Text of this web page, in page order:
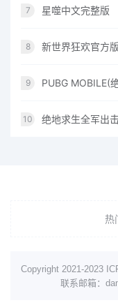
7 星噬中文完整版
8 新世界狂欢官方
9 PUBG MOBILE(
10 绝地求生全军出击
热
Copyright 2021-2023
联系邮箱：